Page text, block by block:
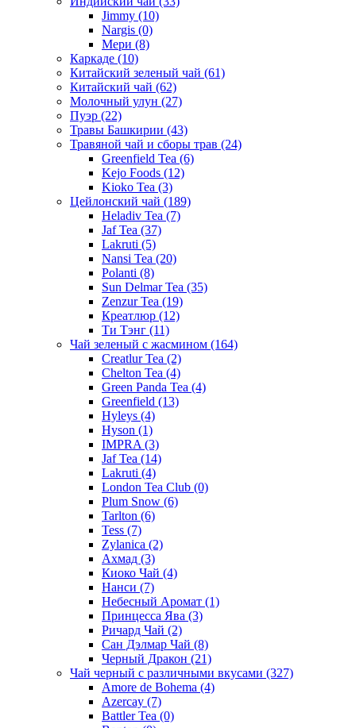
Jimmy (10)
Nargis (0)
Мери (8)
Каркаде (10)
Китайский зеленый чай (61)
Китайский чай (62)
Молочный улун (27)
Пуэр (22)
Травы Башкирии (43)
Травяной чай и сборы трав (24)
Greenfield Tea (6)
Kejo Foods (12)
Kioko Tea (3)
Цейлонский чай (189)
Heladiv Tea (7)
Jaf Tea (37)
Lakruti (5)
Nansi Tea (20)
Polanti (8)
Sun Delmar Tea (35)
Zenzur Tea (19)
Креатлюр (12)
Ти Тэнг (11)
Чай зеленый с жасмином (164)
Creatlur Tea (2)
Chelton Tea (4)
Green Panda Tea (4)
Greenfield (13)
Hyleys (4)
Hyson (1)
IMPRA (3)
Jaf Tea (14)
Lakruti (4)
London Tea Club (0)
Plum Snow (6)
Tarlton (6)
Tess (7)
Zylanica (2)
Ахмад (3)
Киоко Чай (4)
Нанси (7)
Небесный Аромат (1)
Принцесса Ява (3)
Ричард Чай (2)
Сан Дэлмар Чай (8)
Черный Дракон (21)
Чай черный с различными вкусами (327)
Amore de Bohema (4)
Azercay (7)
Battler Tea (0)